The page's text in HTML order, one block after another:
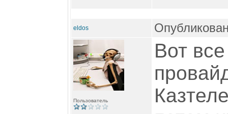
eldos
Пользователь
Вот